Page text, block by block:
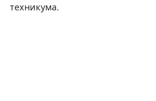
техникума.